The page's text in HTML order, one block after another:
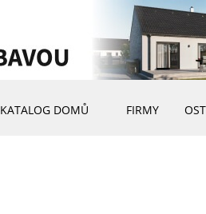
KATALOG DOMŮ FIRMY